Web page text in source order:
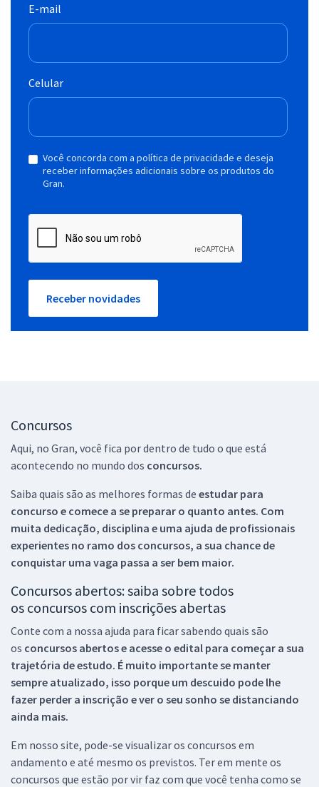
E-mail
Celular
Você concorda com a política de privacidade e deseja
receber informações adicionais sobre os produtos do
Gran.
Receber novidades
Concursos
Aqui, no Gran, você fica por dentro de tudo o que está
acontecendo no mundo dos concursos.
Saiba quais são as melhores formas de estudar para
concurso e comece a se preparar o quanto antes. Com
muita dedicação, disciplina e uma ajuda de profissionais
experientes no ramo dos concursos, a sua chance de
conquistar uma vaga passa a ser bem maior.
Concursos abertos: saiba sobre todos
os concursos com inscrições abertas
Conte com a nossa ajuda para ficar sabendo quais são
os concursos abertos e acesse o edital para começar a sua
trajetória de estudo. É muito importante se manter
sempre atualizado, isso porque um descuido pode lhe
fazer perder a inscrição e ver o seu sonho se distanciando
ainda mais.
Em nosso site, pode-se visualizar os concursos em
andamento e até mesmo os previstos. Ter em mente os
concursos que estão por vir faz com que você tenha como se